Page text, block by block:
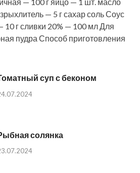
— 100 г яйцо — 1 шт. масло
— 5 г сахар соль Соус
10 г сливки 20% — 100 мл Для
пудра Способ приготовления
суп с беконом
солянка